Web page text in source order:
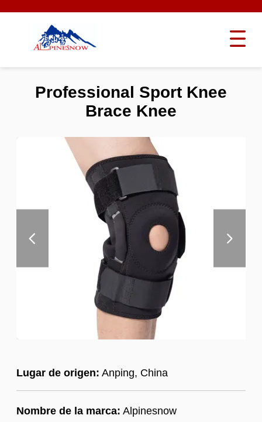
Lugar de origen: Anping, China
Nombre de la marca: Alpinesnow
Professional Sport Knee
Brace Knee